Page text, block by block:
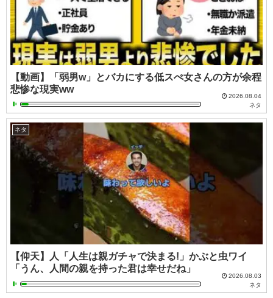
【動画】「弱男w」とバカにする低スぺ女さんの方が余程
悲惨な現実ww
2026.08.04
ネタ
ネタ
【仰天】人「人生は親ガチャで決まる!」かぶと虫ワイ
「うん、人間の親を持った君は幸せだね」
2026.08.03
ネタ